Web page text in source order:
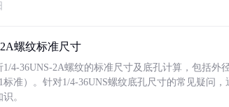
螺纹标准尺寸
1/4-36UNS-2A螺纹的标准尺寸及底孔计算，包括
标准）。针对1/4-36UNS螺纹底孔尺寸的常见疑问
。